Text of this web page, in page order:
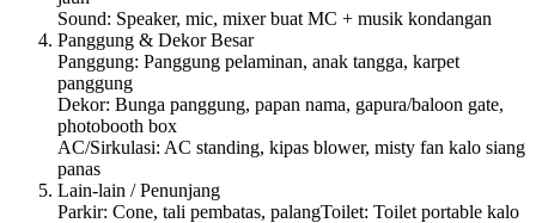
Sound: Speaker, mic, mixer buat MC + musik kondangan
Panggung & Dekor Besar
Panggung: Panggung pelaminan, anak tangga, karpet
panggung
Dekor: Bunga panggung, papan nama, gapura/baloon gate,
photobooth box
AC/Sirkulasi: AC standing, kipas blower, misty fan kalo siang
panas
Lain-lain / Penunjang
Parkir: Cone, tali pembatas, palangToilet: Toilet portable kalo